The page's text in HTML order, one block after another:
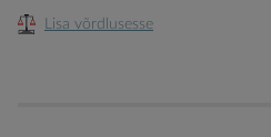
Lisa võrdlusesse